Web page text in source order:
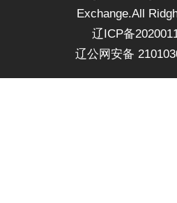
Exchange.All
辽ICP备
辽公网安备